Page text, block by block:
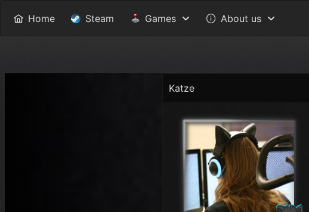
Home Steam Games About us
Katze